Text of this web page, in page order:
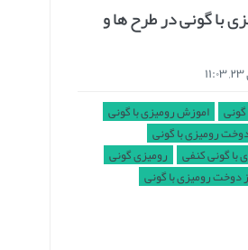
با گونی در طرح ها و
اموزش رومیزی با گونی
رومیزی با گونی
با گونی کنفی
رومیزی گونی
دوخت رومیزی با گونی